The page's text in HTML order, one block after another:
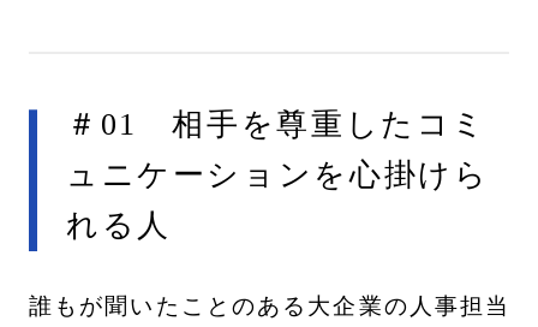
＃01 相手を尊重したコミ
ュニケーションを心掛けら
れる人
誰もが聞いたことのある大企業の人事担当